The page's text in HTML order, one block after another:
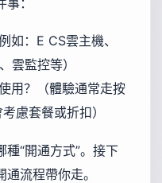
如：E CS雲主機、
雲監控等）
用？（體驗通常走按
慮套餐或折扣）
“開通方式”。接下
流程帶你走。